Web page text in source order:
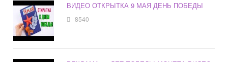
ВИДЕО ОТКРЫТКА 9 МАЯ ДЕНЬ ПОБЕДЫ
8540